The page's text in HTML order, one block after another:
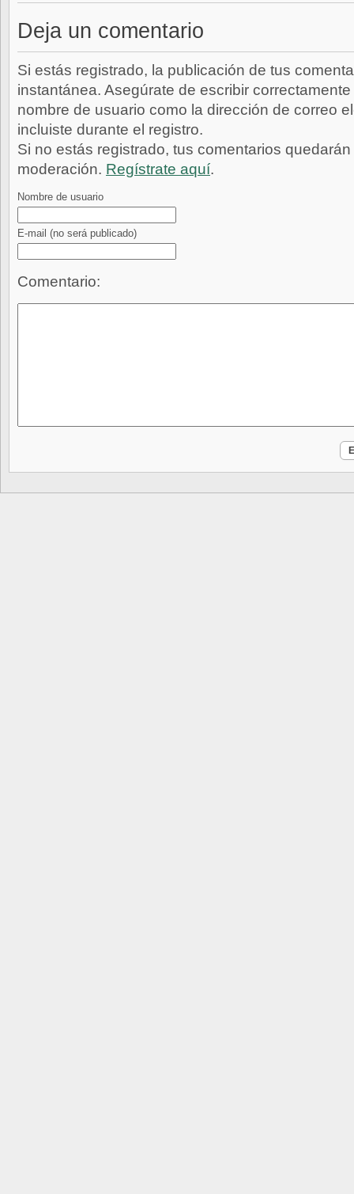
Deja un comentario
Si estás registrado, la publicación de tus
instantánea. Asegúrate de escribir
nombre de usuario como la dirección de correo
incluiste durante el registro.
Si no estás registrado, tus comentarios
moderación. Regístrate aquí.
Nombre de usuario
E-mail (no será publicado)
Comentario: